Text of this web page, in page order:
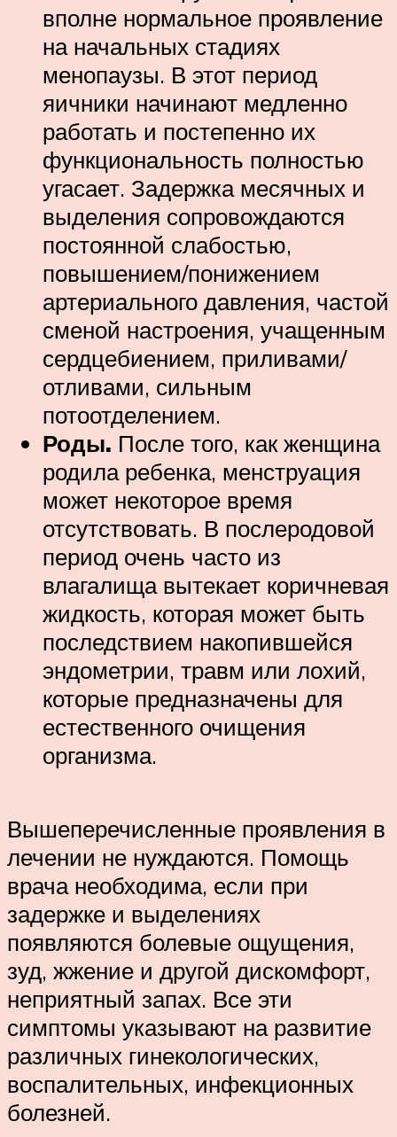
вполне нормальное проявление
на начальных стадиях
менопаузы. В этот период
яичники начинают медленно
работать и постепенно их
функциональность полностью
угасает. Задержка месячных и
выделения сопровождаются
постоянной слабостью,
повышением/понижением
артериального давления, частой
сменой настроения, учащенным
сердцебиением, приливами/
отливами, сильным
потоотделением.
Роды. После того, как женщина
родила ребенка, менструация
может некоторое время
отсутствовать. В послеродовой
период очень часто из
влагалища вытекает коричневая
жидкость, которая может быть
последствием накопившейся
эндометрии, травм или лохий,
которые предназначены для
естественного очищения
организма.
Вышеперечисленные проявления в
лечении не нуждаются. Помощь
врача необходима, если при
задержке и выделениях
появляются болевые ощущения,
зуд, жжение и другой дискомфорт,
неприятный запах. Все эти
симптомы указывают на развитие
различных гинекологических,
воспалительных, инфекционных
болезней.